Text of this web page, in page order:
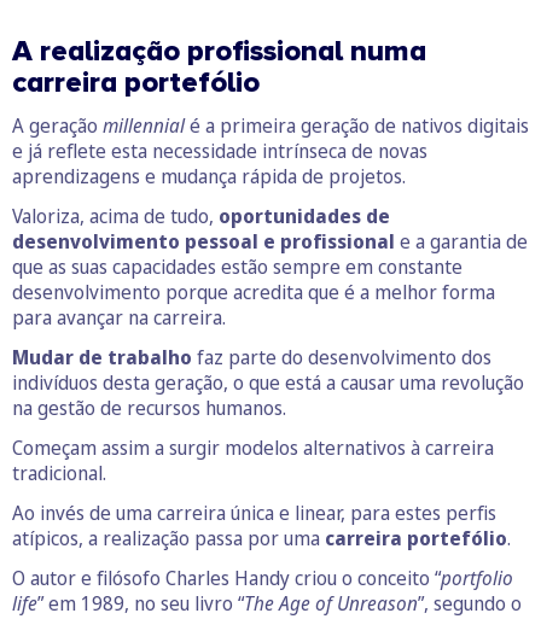
A realização profissional numa
carreira portefólio
A geração millennialé a primeira geração de nativos digitais
e já reflete esta necessidade intrínseca de novas
aprendizagens e mudança rápida de projetos.
Valoriza, acima de tudo, oportunidades de
desenvolvimento pessoal e profissional e a garantia de
que as suas capacidades estão sempre em constante
desenvolvimento porque acredita que é a melhor forma
para avançar na carreira.
Mudar de trabalho faz parte do desenvolvimento dos
indivíduos desta geração, o que está a causar uma revolução
na gestão de recursos humanos.
Começam assim a surgir modelos alternativos à carreira
tradicional.
Ao invés de uma carreira única e linear, para estes perfis
atípicos, a realização passa por uma carreira portefólio.
O autor e filósofo Charles Handy criou o conceito “portfolio
life” em 1989, no seu livro “The Age of Unreason”, segundo o